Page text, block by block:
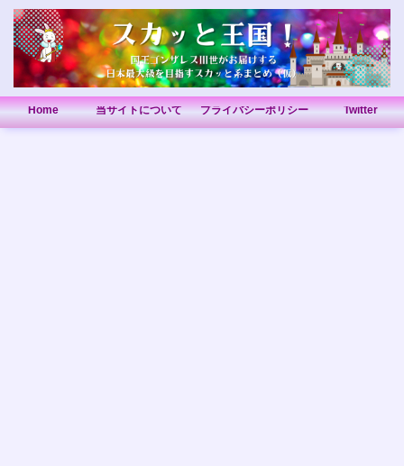
Home 当サイトについて プライバシーポリシー Twitter